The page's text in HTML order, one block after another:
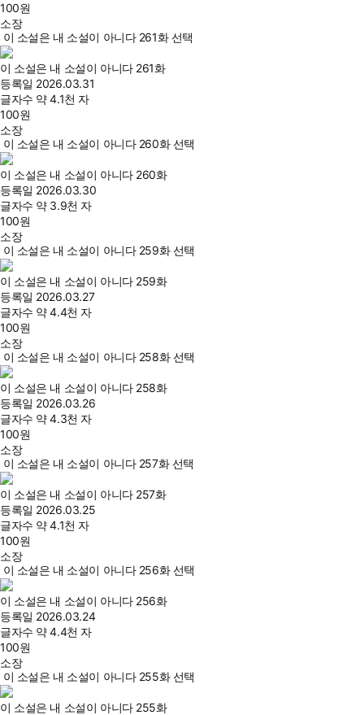
100원
소장
이 소설은 내 소설이 아니다 261화 선택
이 소설은 내 소설이 아니다 261화
등록일 2026.03.31
글자수 약 4.1천 자
100원
소장
이 소설은 내 소설이 아니다 260화 선택
이 소설은 내 소설이 아니다 260화
등록일 2026.03.30
글자수 약 3.9천 자
100원
소장
이 소설은 내 소설이 아니다 259화 선택
이 소설은 내 소설이 아니다 259화
등록일 2026.03.27
글자수 약 4.4천 자
100원
소장
이 소설은 내 소설이 아니다 258화 선택
이 소설은 내 소설이 아니다 258화
등록일 2026.03.26
글자수 약 4.3천 자
100원
소장
이 소설은 내 소설이 아니다 257화 선택
이 소설은 내 소설이 아니다 257화
등록일 2026.03.25
글자수 약 4.1천 자
100원
소장
이 소설은 내 소설이 아니다 256화 선택
이 소설은 내 소설이 아니다 256화
등록일 2026.03.24
글자수 약 4.4천 자
100원
소장
이 소설은 내 소설이 아니다 255화 선택
이 소설은 내 소설이 아니다 255화